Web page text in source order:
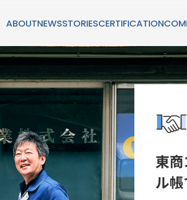
ABOUTNEWSSTORIESCERTIFICATION
ン」とは？
東商
ル